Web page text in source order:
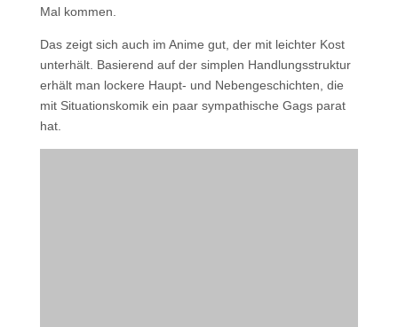
Mal kommen.
Das zeigt sich auch im Anime gut, der mit leichter Kost
unterhält. Basierend auf der simplen Handlungsstruktur
erhält man lockere Haupt- und Nebengeschichten, die
mit Situationskomik ein paar sympathische Gags parat
hat.